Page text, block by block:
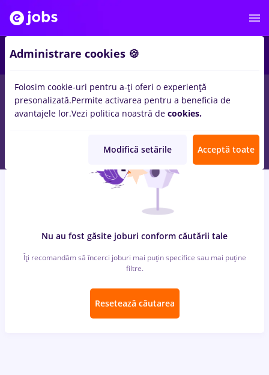
locuri de muncacu salarii director it, Full timein
pentruEntry-Level (< 2 ani)inBanci, IT / Telecom
Nu au fost găsite joburi conform căutării tale
Îți recomandăm să încerci joburi mai puțin specifice sau mai puține
filtre.
Resetează căutarea
Administrare cookies 🍪
Folosim cookie-uri pentru a-ți oferi o experiență
presonalizată.Permite activarea pentru a beneficia de
avantajele lor.Vezi politica noastră de cookies.
Modifică setările Acceptă toate